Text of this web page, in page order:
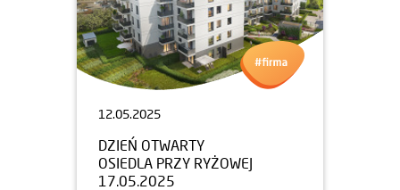
12.05.2025
DZIEŃ OTWARTY
OSIEDLA PRZY RYŻOWEJ
17.05.2025